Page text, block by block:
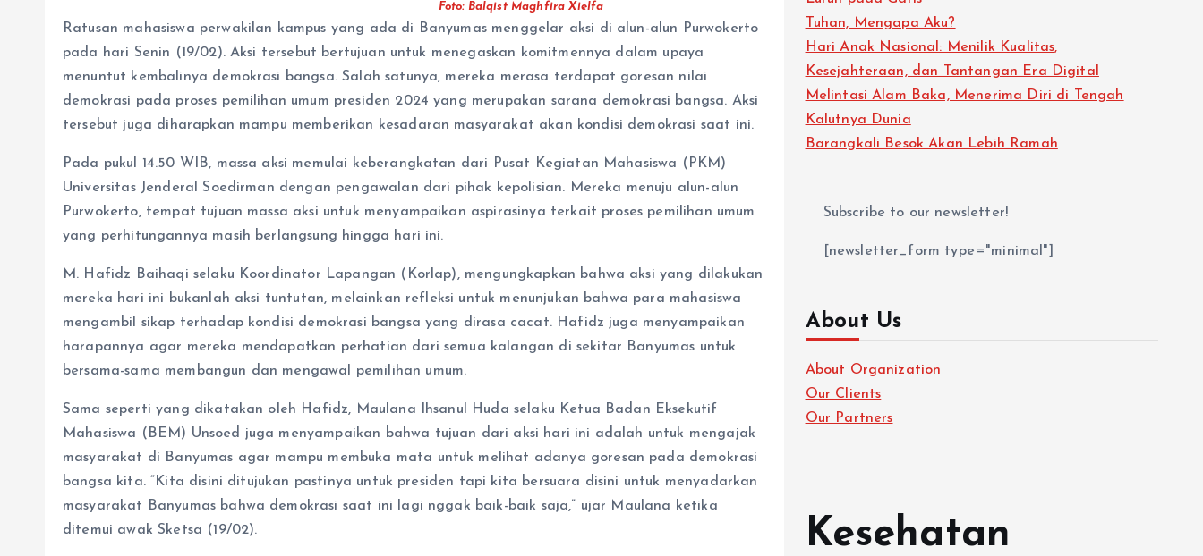
Foto: Balqist Maghfira Xielfa
Ratusan mahasiswa perwakilan kampus yang ada di Banyumas menggelar aksi di alun-alun Purwokerto
pada hari Senin (19/02). Aksi tersebut bertujuan untuk menegaskan komitmennya dalam upaya
menuntut kembalinya demokrasi bangsa. Salah satunya, mereka merasa terdapat goresan nilai
demokrasi pada proses pemilihan umum presiden 2024 yang merupakan sarana demokrasi bangsa. Aksi
tersebut juga diharapkan mampu memberikan kesadaran masyarakat akan kondisi demokrasi saat ini.
Pada pukul 14.50 WIB, massa aksi memulai keberangkatan dari Pusat Kegiatan Mahasiswa (PKM)
Universitas Jenderal Soedirman dengan pengawalan dari pihak kepolisian. Mereka menuju alun-alun
Purwokerto, tempat tujuan massa aksi untuk menyampaikan aspirasinya terkait proses pemilihan umum
yang perhitungannya masih berlangsung hingga hari ini.
M. Hafidz Baihaqi selaku Koordinator Lapangan (Korlap), mengungkapkan bahwa aksi yang dilakukan
mereka hari ini bukanlah aksi tuntutan, melainkan refleksi untuk menunjukan bahwa para mahasiswa
mengambil sikap terhadap kondisi demokrasi bangsa yang dirasa cacat. Hafidz juga menyampaikan
harapannya agar mereka mendapatkan perhatian dari semua kalangan di sekitar Banyumas untuk
bersama-sama membangun dan mengawal pemilihan umum.
Sama seperti yang dikatakan oleh Hafidz, Maulana Ihsanul Huda selaku Ketua Badan Eksekutif
Mahasiswa (BEM) Unsoed juga menyampaikan bahwa tujuan dari aksi hari ini adalah untuk mengajak
masyarakat di Banyumas agar mampu membuka mata untuk melihat adanya goresan pada demokrasi
bangsa kita. “Kita disini ditujukan pastinya untuk presiden tapi kita bersuara disini untuk menyadarkan
masyarakat Banyumas bahwa demokrasi saat ini lagi nggak baik-baik saja,” ujar Maulana ketika
ditemui awak Sketsa (19/02).
Tuhan, Mengapa Aku?
Hari Anak Nasional: Menilik Kualitas,
Kesejahteraan, dan Tantangan Era Digital
Melintasi Alam Baka, Menerima Diri di Tengah
Kalutnya Dunia
Barangkali Besok Akan Lebih Ramah
Subscribe to our newsletter!
[newsletter_form type="minimal"]
About Us
About Organization
Our Clients
Our Partners
Kesehatan